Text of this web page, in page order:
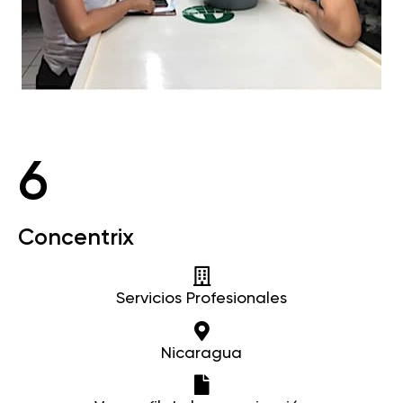
6
Concentrix
Servicios Profesionales
Nicaragua